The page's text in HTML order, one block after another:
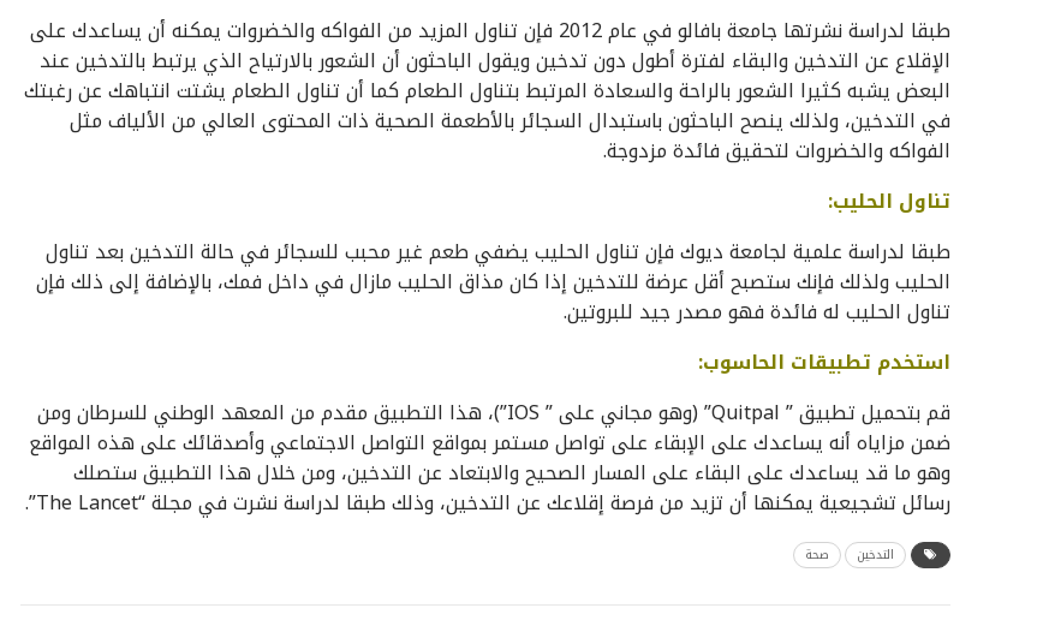
طبقا لدراسة نشرتها جامعة بافالو في عام 2012 فإن تناول المزيد من الفواكه والخضروات يمكنه أن يساعدك على
الإقلاع عن التدخين والبقاء لفترة أطول دون تدخين ويقول الباحثون أن الشعور بالارتياح الذي يرتبط بالتدخين عند
البعض يشبه كثيرا الشعور بالراحة والسعادة المرتبط بتناول الطعام كما أن تناول الطعام يشتت انتباهك عن رغبتك
في التدخين، ولذلك ينصح الباحثون باستبدال السجائر بالأطعمة الصحية ذات المحتوى العالي من الألياف مثل
الفواكه والخضروات لتحقيق فائدة مزدوجة.
تناول الحليب:
طبقا لدراسة علمية لجامعة ديوك فإن تناول الحليب يضفي طعم غير محبب للسجائر في حالة التدخين بعد تناول
الحليب ولذلك فإنك ستصبح أقل عرضة للتدخين إذا كان مذاق الحليب مازال في داخل فمك، بالإضافة إلى ذلك فإن
تناول الحليب له فائدة فهو مصدر جيد للبروتين.
استخدم تطبيقات الحاسوب:
قم بتحميل تطبيق ” Quitpal” (وهو مجاني على ” IOS”)، هذا التطبيق مقدم من المعهد الوطني للسرطان ومن
ضمن مزاياه أنه يساعدك على الإبقاء على تواصل مستمر بمواقع التواصل الاجتماعي وأصدقائك على هذه المواقع
وهو ما قد يساعدك على البقاء على المسار الصحيح والابتعاد عن التدخين، ومن خلال هذا التطبيق ستصلك
رسائل تشجيعية يمكنها أن تزيد من فرصة إقلاعك عن التدخين، وذلك طبقا لدراسة نشرت في مجلة “The Lancet”.
التدخين صحة